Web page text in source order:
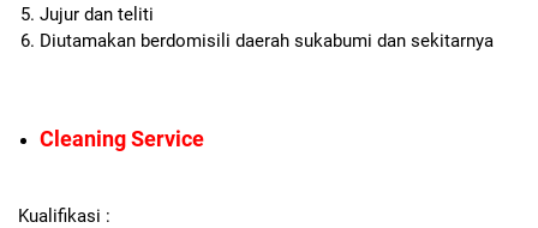
Jujur dan teliti
Diutamakan berdomisili daerah sukabumi dan sekitarnya
Cleaning Service
Kualifikasi :